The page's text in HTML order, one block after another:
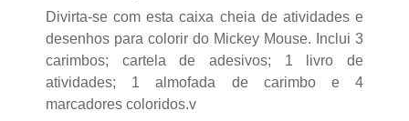
Divirta-se com esta caixa cheia de atividades e
desenhos para colorir do Mickey Mouse. Inclui 3
carimbos; cartela de adesivos; 1 livro de
atividades; 1 almofada de carimbo e 4
marcadores coloridos.v